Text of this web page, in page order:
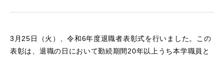
3月25日（火）、令和6年度退職者表彰式を行いました。この
表彰は、退職の日において勤続期間20年以上うち本学職員と